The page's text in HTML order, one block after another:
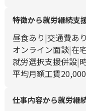
特徴から就労継続支
昼食あり 交通費あり
オンライン面談 在
就労選択支援併設
平均月額工賃
仕事内容から就労継